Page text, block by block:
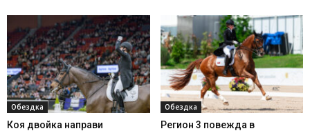
Обездка
Коя двойка направи
Обездка
Регион 3 повежда в